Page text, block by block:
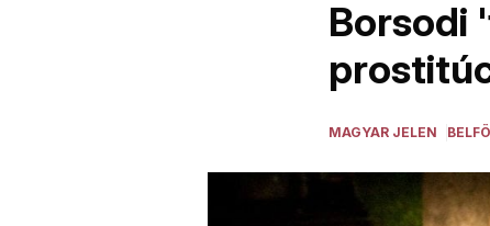
Borsodi
MAGYAR JELEN